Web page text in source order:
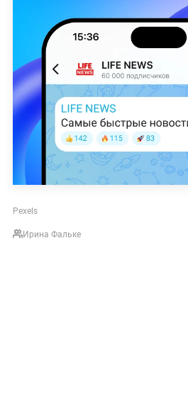
Pexels
Ирина Фальке